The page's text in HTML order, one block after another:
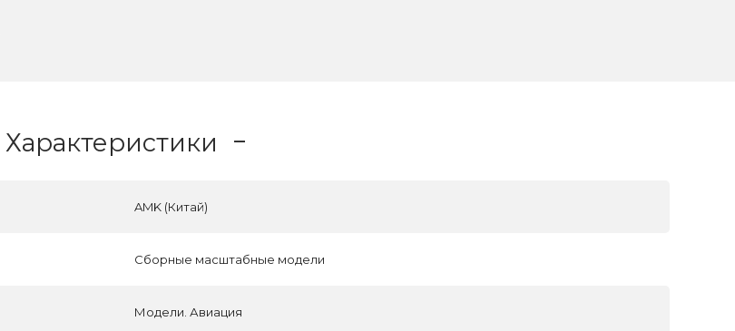
Характеристики
AMK (Китай)
Сборные масштабные модели
Модели. Авиация